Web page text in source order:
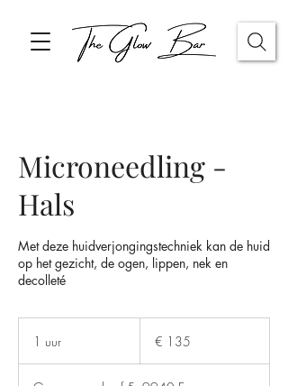
Microneedling -
Hals
Met deze huidverjongingstechniek kan de huid
op het gezicht, de ogen, lippen, nek en
decolleté
1 uur € 135